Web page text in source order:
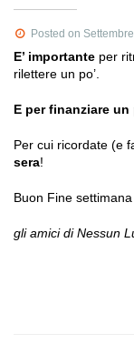
Posted on
E’ importante per
rilettere un po’.
E per finanziare
Per cui ricordate (e
sera!
Buon Fine settimana
gli amici di Nessun